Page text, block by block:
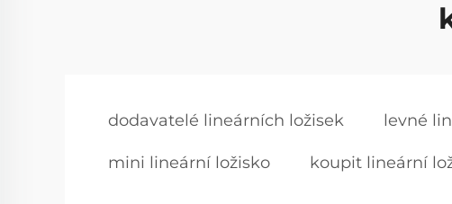
dodavatelé lineárních ložisek levné
mini lineární ložisko koupit lineární